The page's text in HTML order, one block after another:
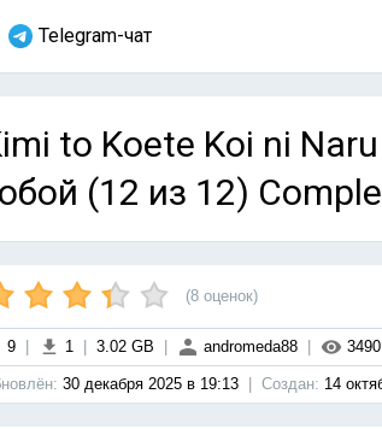
Telegram-чат
to Koete Koi ni
(12 из 12)
(8 оценок)
9 1 3.02 GB andromeda88 3490
30 декабря 2025 в 19:13 Cоздан: 14